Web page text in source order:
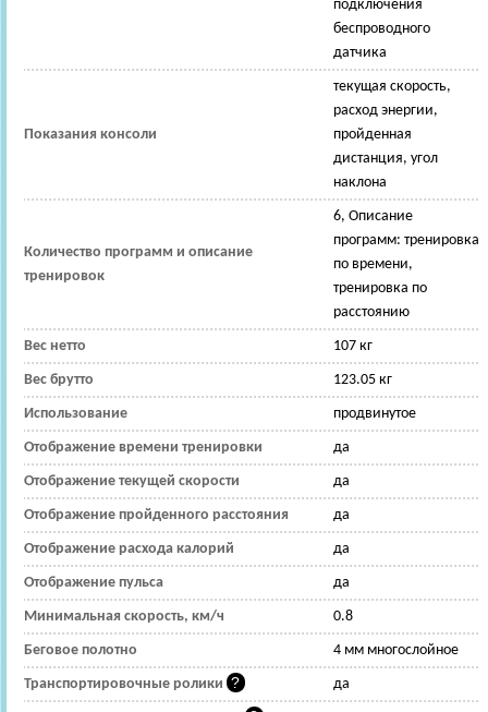
подключения
беспроводного
датчика
Показания консоли
текущая скорость,
расход энергии,
пройденная
дистанция, угол
наклона
Количество программ и описание
тренировок
6, Описание
программ: тренировка
по времени,
тренировка по
расстоянию
Вес нетто 107 кг
Вес брутто 123.05 кг
Использование продвинутое
Отображение времени тренировки да
Отображение текущей скорости да
Отображение пройденного расстояния да
Отображение расхода калорий да
Отображение пульса да
Минимальная скорость, км/ч 0.8
Беговое полотно 4 мм многослойное
Транспортировочные ролики да